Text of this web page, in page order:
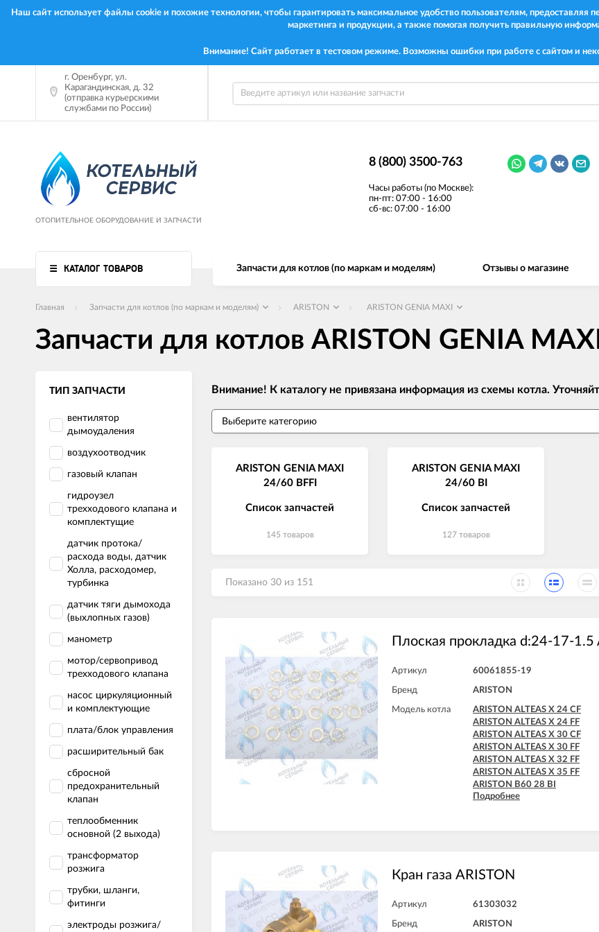
Наш сайт использует файлы cookie и похожие технологии, чтобы гарантировать максимальное удобство пользователям,
маркетинга и продукции, а также помогая получить правильную
Внимание! Сайт работает в тестовом режиме. Возможны ошибки при работе с сайтом и
г. Оренбург, ул.
Карагандинская, д. 32
(отправка курьерскими
службами по России)
ОТОПИТЕЛЬНОЕ ОБОРУДОВАНИЕ И ЗАПЧАСТИ
8 (800) 3500-763
Часы работы (по Москве):
пн-пт: 07:00 - 16:00
сб-вс: 07:00 - 16:00
КАТАЛОГ ТОВАРОВ Запчасти для котлов (по маркам и моделям) Отзывы о магазине
Главная Запчасти для котлов (по маркам и моделям) ARISTON ARISTON GENIA MAXI
Запчасти для котлов ARISTON GENIA MAXI
ТИП ЗАПЧАСТИ
вентилятор
дымоудаления
воздухоотводчик
газовый клапан
гидроузел
трехходового клапана и
комплектущие
датчик протока/
расхода воды, датчик
Холла, расходомер,
турбинка
датчик тяги дымохода
(выхлопных газов)
манометр
мотор/сервопривод
трехходового клапана
насос циркуляционный
и комплектующие
плата/блок управления
расширительный бак
сбросной
предохранительный
клапан
теплообменник
основной (2 выхода)
трансформатор
розжига
трубки, шланги,
фитинги
электроды розжига/
Внимание! К каталогу не привязана информация из схемы котла.
ARISTON GENIA MAXI
24/60 BFFI
Список запчастей
145 товаров
ARISTON GENIA MAXI
24/60 BI
Список запчастей
127 товаров
Показано 30 из 151
Плоская прокладка d:24-17-1.5
Артикул 60061855-19
Бренд ARISTON
Модель котла
ARISTON ALTEAS X 24 CF
ARISTON ALTEAS X 24 FF
ARISTON ALTEAS X 30 CF
ARISTON ALTEAS X 30 FF
ARISTON ALTEAS X 32 FF
ARISTON ALTEAS X 35 FF
ARISTON B60 28 BI
ARISTON B60 30 BFFI
ARISTON CARES X 15 FF
ARISTON CARES X 24 FF
ARISTON CARES X SYSTEM 24
Подробнее
Кран газа ARISTON
Артикул 61303032
Бренд ARISTON